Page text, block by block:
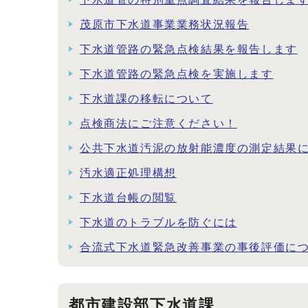
茂原市下水道事業業務状況報告
下水道管路の緊急点検結果を報告します
下水道管路の緊急点検を実施します
下水道課の移転について
点検商法にご注意ください！
公共下水道汚泥の放射能濃度の測定結果
汚水適正処理構想
下水道台帳の閲覧
下水道のトラブルを防ぐには
合流式下水道緊急改善事業の事後評価に